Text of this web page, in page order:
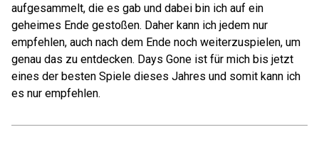
aufgesammelt, die es gab und dabei bin ich auf ein
geheimes Ende gestoßen. Daher kann ich jedem nur
empfehlen, auch nach dem Ende noch weiterzuspielen, um
genau das zu entdecken. Days Gone ist für mich bis jetzt
eines der besten Spiele dieses Jahres und somit kann ich
es nur empfehlen.